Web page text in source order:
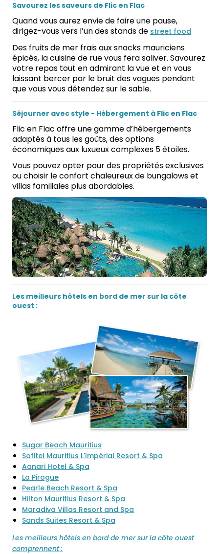
Savourez les saveurs de Flic en Flac
Quand vous aurez envie de faire une pause,
dirigez-vous vers l’un des stands de street food
Des fruits de mer frais aux snacks mauriciens
épicés, la cuisine de rue vous fera saliver. Savourez
votre repas tout en admirant la vue et en vous
laissant bercer par le bruit des vagues pendant
que vous vous détendez sur le sable.
Séjourner avec style - Hébergement à Flic en Flac
Flic en Flac offre une gamme d’hébergements
adaptés à tous les goûts, des options
économiques aux luxueux complexes 5 étoiles.
Vous pouvez opter pour des propriétés exclusives
ou choisir le confort chaleureux de bungalows et
villas familiales plus abordables.
Les meilleurs hôtels en bord de mer sur la côte
ouest :
Sugar Beach Mauritius
Sofitel Mauritius L'Impérial Resort & Spa
Aanari Hotel & Spa
La Pirogue
Pearle Beach Resort & Spa
Hilton Mauritius Resort & Spa
Maradiva Villas Resort and Spa
Sands Suites Resort & Spa
Les meilleurs hôtels en bord de mer sur la côte ouest
comprennent :